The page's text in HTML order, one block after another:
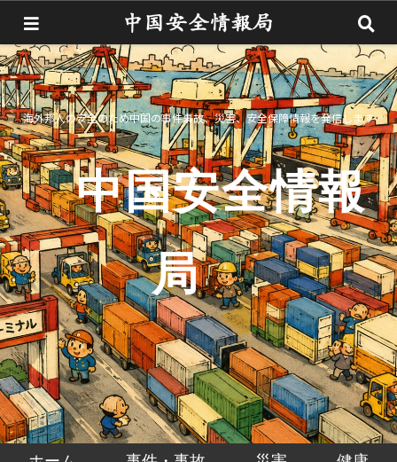
海外邦人の安全のため中国の事件事故、災害、安全保障情報を発信します
中国安全情報
局